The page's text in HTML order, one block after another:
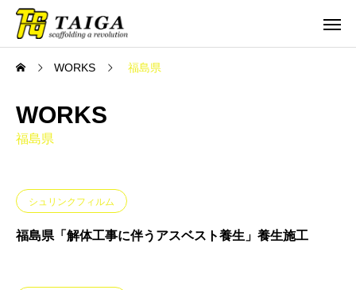
WORKS 福島県
WORKS
福島県
シュリンクフィルム
福島県「解体工事に伴うアスベスト養生」養生施工